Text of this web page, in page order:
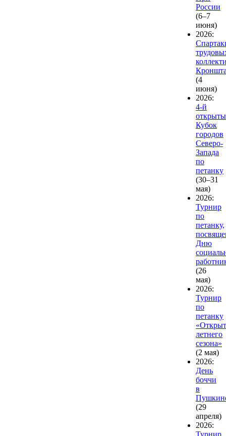
России
(6–7
июня)
2026:
(4
июня)
2026:
4-й
Кубок
городов
Северо-
Запада
по
петанку
(30–31
мая)
2026:
Турнир
по
петанку,
Дню
(26
мая)
2026:
Турнир
по
петанку
летнего
сезона»
(2 мая)
2026:
День
боччи
в
(29
апреля)
2026:
Турнир